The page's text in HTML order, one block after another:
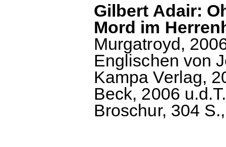
Gilbert Adair:
Mord im
Murgatroyd,
Englischen von
Kampa Verlag,
Beck, 2006
Broschur, 304